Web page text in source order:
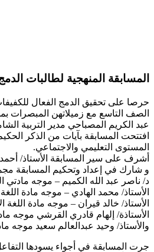
المسابقة المنهجية لطالبات الدمج
الصف التاسع مع زميلاتهن المبصرات
عبد الكريم المصباحي مدير التربية
افتتحت المسابقة بآيات من الذكر
المستوى التعليمي والاجتماعي.
أشرف على سير المسابقة الأستاذ/ أحمد
و شارك في إعداد وتحكيم المسابقة
د/ ناصر عبد الله الكميم – موجه مادتي
الأستاذ/ محمد الهادي – موجه مادة اللغة
الأستاذ/ خالد قيران – موجه مادة اللغة
الأستاذة/ إلهام قادري القرشي موجه
والأستاذ/ وحيد عبدالعالم سعيد موجه
جرت المسابقة في أجواء يسودها التفاعل الإيجابي